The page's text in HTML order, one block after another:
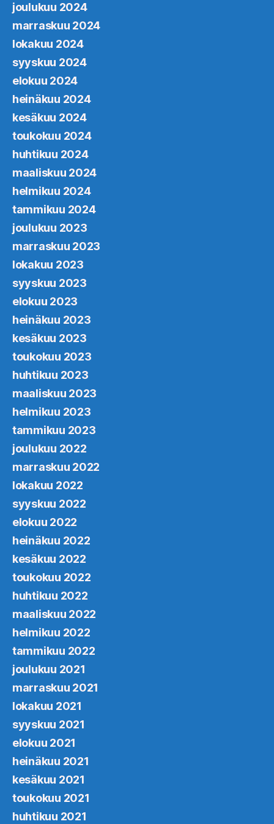
joulukuu 2024
marraskuu 2024
lokakuu 2024
syyskuu 2024
elokuu 2024
heinäkuu 2024
kesäkuu 2024
toukokuu 2024
huhtikuu 2024
maaliskuu 2024
helmikuu 2024
tammikuu 2024
joulukuu 2023
marraskuu 2023
lokakuu 2023
syyskuu 2023
elokuu 2023
heinäkuu 2023
kesäkuu 2023
toukokuu 2023
huhtikuu 2023
maaliskuu 2023
helmikuu 2023
tammikuu 2023
joulukuu 2022
marraskuu 2022
lokakuu 2022
syyskuu 2022
elokuu 2022
heinäkuu 2022
kesäkuu 2022
toukokuu 2022
huhtikuu 2022
maaliskuu 2022
helmikuu 2022
tammikuu 2022
joulukuu 2021
marraskuu 2021
lokakuu 2021
syyskuu 2021
elokuu 2021
heinäkuu 2021
kesäkuu 2021
toukokuu 2021
huhtikuu 2021